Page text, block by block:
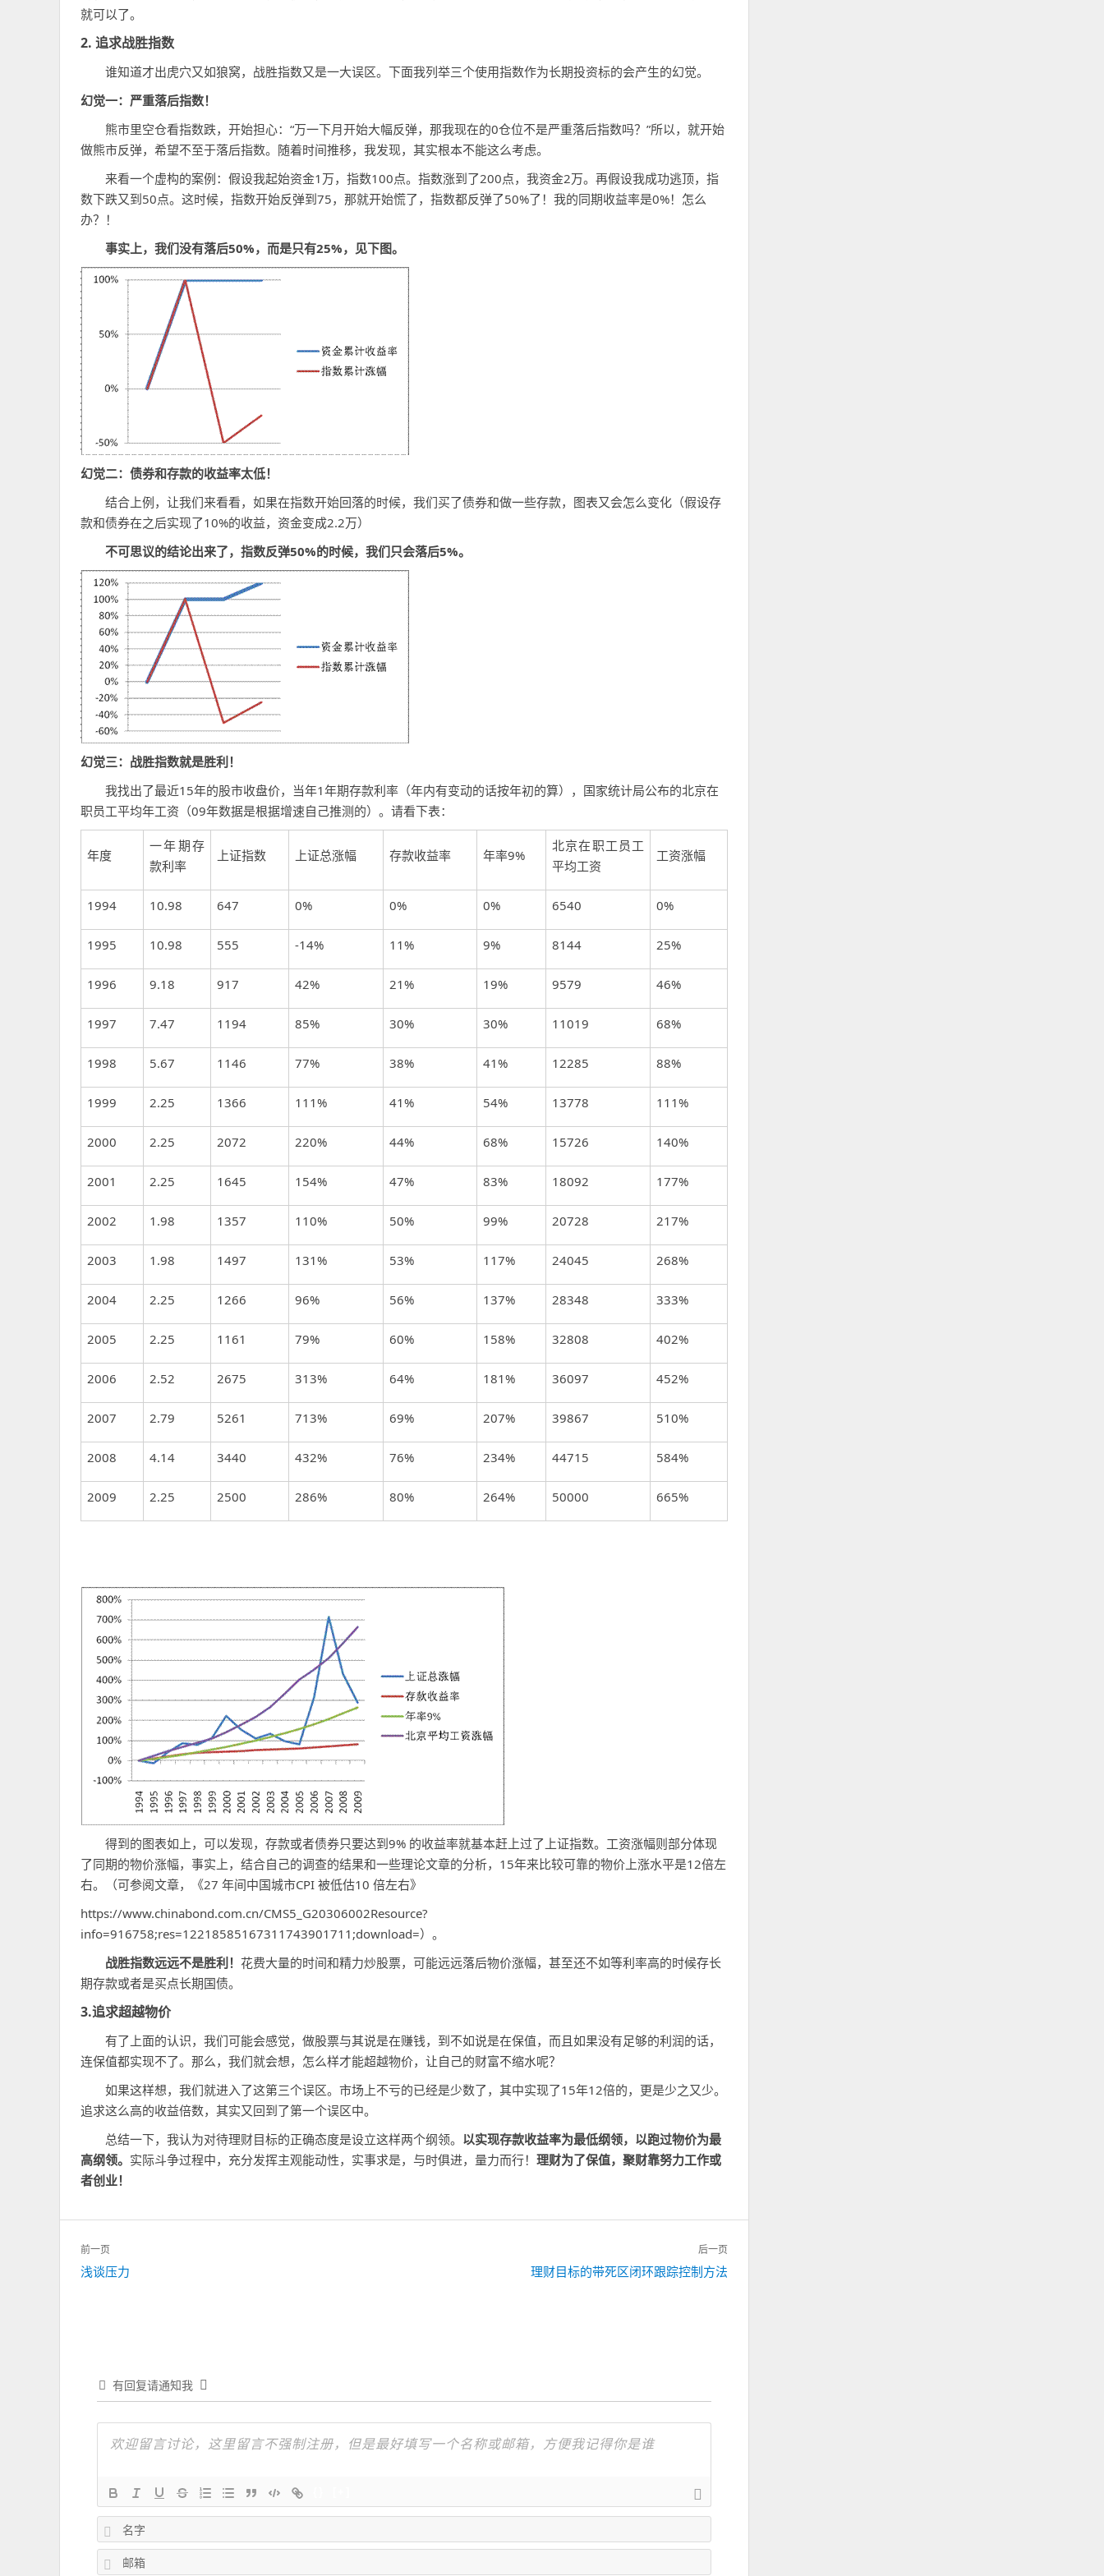
就可以了。
2. 追求战胜指数
谁知道才出虎穴又如狼窝，战胜指数又是一大误区。下面我列举三个使用指数作为长期投资标的会产生的幻觉。
幻觉一：严重落后指数！
熊市里空仓看指数跌，开始担心：“万一下月开始大幅反弹，那我现在的0仓位不是严重落后指数吗？”所以，就开始
做熊市反弹，希望不至于落后指数。随着时间推移，我发现，其实根本不能这么考虑。
来看一个虚构的案例：假设我起始资金1万，指数100点。指数涨到了200点，我资金2万。再假设我成功逃顶，指
数下跌又到50点。这时候，指数开始反弹到75，那就开始慌了，指数都反弹了50%了！我的同期收益率是0%！怎么
办？！
事实上，我们没有落后50%，而是只有25%，见下图。
幻觉二：债券和存款的收益率太低！
结合上例，让我们来看看，如果在指数开始回落的时候，我们买了债券和做一些存款，图表又会怎么变化（假设存
款和债券在之后实现了10%的收益，资金变成2.2万）
不可思议的结论出来了，指数反弹50%的时候，我们只会落后5%。
幻觉三：战胜指数就是胜利！
我找出了最近15年的股市收盘价，当年1年期存款利率（年内有变动的话按年初的算），国家统计局公布的北京在
职员工平均年工资（09年数据是根据增速自己推测的）。请看下表：
年度
一年期存
款利率
上证指数 上证总涨幅 存款收益率 年率9%
北京在职工员工
平均工资
工资涨幅
1994 10.98 647 0% 0% 0% 6540 0%
1995 10.98 555 -14% 11% 9% 8144 25%
1996 9.18 917 42% 21% 19% 9579 46%
1997 7.47 1194 85% 30% 30% 11019 68%
1998 5.67 1146 77% 38% 41% 12285 88%
1999 2.25 1366 111% 41% 54% 13778 111%
2000 2.25 2072 220% 44% 68% 15726 140%
2001 2.25 1645 154% 47% 83% 18092 177%
2002 1.98 1357 110% 50% 99% 20728 217%
2003 1.98 1497 131% 53% 117% 24045 268%
2004 2.25 1266 96% 56% 137% 28348 333%
2005 2.25 1161 79% 60% 158% 32808 402%
2006 2.52 2675 313% 64% 181% 36097 452%
2007 2.79 5261 713% 69% 207% 39867 510%
2008 4.14 3440 432% 76% 234% 44715 584%
2009 2.25 2500 286% 80% 264% 50000 665%
得到的图表如上，可以发现，存款或者债券只要达到9% 的收益率就基本赶上过了上证指数。工资涨幅则部分体现
了同期的物价涨幅，事实上，结合自己的调查的结果和一些理论文章的分析，15年来比较可靠的物价上涨水平是12倍左
右。（可参阅文章，《27 年间中国城市CPI 被低估10 倍左右》
https://www.chinabond.com.cn/CMS5_G20306002Resource?
info=916758;res=12218585167311743901711;download=）。
战胜指数远远不是胜利！ 花费大量的时间和精力炒股票，可能远远落后物价涨幅，甚至还不如等利率高的时候存长
期存款或者是买点长期国债。
3.追求超越物价
有了上面的认识，我们可能会感觉，做股票与其说是在赚钱，到不如说是在保值，而且如果没有足够的利润的话，
连保值都实现不了。那么，我们就会想，怎么样才能超越物价，让自己的财富不缩水呢？
如果这样想，我们就进入了这第三个误区。市场上不亏的已经是少数了，其中实现了15年12倍的，更是少之又少。
追求这么高的收益倍数，其实又回到了第一个误区中。
总结一下，我认为对待理财目标的正确态度是设立这样两个纲领。 以实现存款收益率为最低纲领，以跑过物价为最
高纲领。 实际斗争过程中，充分发挥主观能动性，实事求是，与时俱进，量力而行！ 理财为了保值，聚财靠努力工作或
者创业！
文
章
导
前一页
上
浅谈压力
后一页
理财目标的带死区闭环跟踪控制方法
有回复请通知我
字